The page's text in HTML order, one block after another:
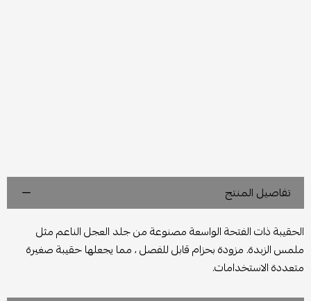
تفاصيل المنتج
الحقيبة ذات الفتحة الواسعة مصنوعة من جلد العجل الناعم مثل
ملمس الزبدة. مزودة بحزام قابل للفصل ، مما يجعلها حقيبة صغيرة
متعددة الاستخدامات.